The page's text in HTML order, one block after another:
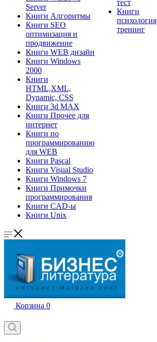
Server
Книги Алгоритмы
Книги SEO
оптимизация и
продвижение
Книги WEB дизайн
Книги Windows
2000
Книги
HTML,XML,
Dynamic, CSS
Книги 3d MAX
Книги Прочее для
интернет
Книги по
программированию
для WEB
Книги Pascal
Книги Visual Studio
Книги Windows 7
Книги Примочки
программирования
Книги CAD-ы
Книги Unix
тест
Книги
психология
тренинг
Корзина 0